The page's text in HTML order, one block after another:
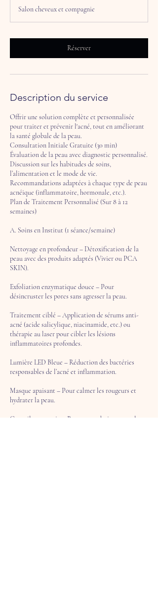
Salon cheveux et compagnie
Réserver
Description du service
Offrir une solution complète et personnalisée
pour traiter et prévenir l'acné, tout en améliorant
la santé globale de la peau.
Consultation Initiale Gratuite (30 min)
Évaluation de la peau avec diagnostic personnalisé.
Discussion sur les habitudes de soins,
l’alimentation et le mode de vie.
Recommandations adaptées à chaque type de peau
acnéique (inflammatoire, hormonale, etc.).
Plan de Traitement Personnalisé (Sur 8 à 12
semaines)
A. Soins en Institut (1 séance/semaine)
Nettoyage en profondeur – Détoxification de la
peau avec des produits adaptés (Vivier ou PCA
SKIN).
Exfoliation enzymatique douce – Pour
désincruster les pores sans agresser la peau.
Traitement ciblé – Application de sérums anti-
acné (acide salicylique, niacinamide, etc.) ou
thérapie au laser pour cibler les lésions
inflammatoires profondes.
Lumière LED Bleue – Réduction des bactéries
responsables de l’acné et inflammation.
Masque apaisant – Pour calmer les rougeurs et
hydrater la peau.
Conseils post-soin – Recommandations pour les